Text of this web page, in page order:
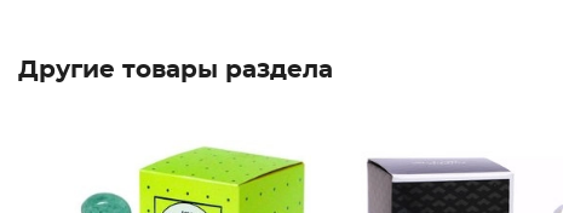
Другие товары раздела